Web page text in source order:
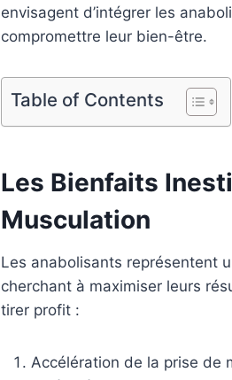
envisagent d’intégrer les
compromettre leur bien-être.
Table of Contents
Les Bienfaits
Musculation
Les anabolisants représentent
cherchant à maximiser leurs
tirer profit :
Accélération de la prise de